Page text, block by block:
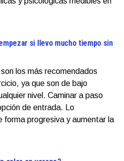
si llevo mucho tiempo sin
los más recomendados
ya que son de bajo
nivel. Caminar a paso
de entrada. Lo
forma progresiva y aumentar la